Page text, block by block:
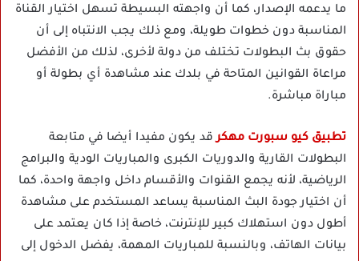
ما يدعمه الإصدار، كما أن واجهته البسيطة تسهل اختيار القناة
المناسبة دون خطوات طويلة، ومع ذلك يجب الانتباه إلى أن
حقوق بث البطولات تختلف من دولة لأخرى، لذلك من الأفضل
مراعاة القوانين المتاحة في بلدك عند مشاهدة أي بطولة أو
مباراة مباشرة.
تطبيق كيو سبورت مهكرقد يكون مفيدا أيضا في متابعة
البطولات القارية والدوريات الكبرى والمباريات الودية والبرامج
الرياضية، لأنه يجمع القنوات والأقسام داخل واجهة واحدة، كما
أن اختيار جودة البث المناسبة يساعد المستخدم على مشاهدة
أطول دون استهلاك كبير للإنترنت، خاصة إذا كان يعتمد على
بيانات الهاتف، وبالنسبة للمباريات المهمة، يفضل الدخول إلى